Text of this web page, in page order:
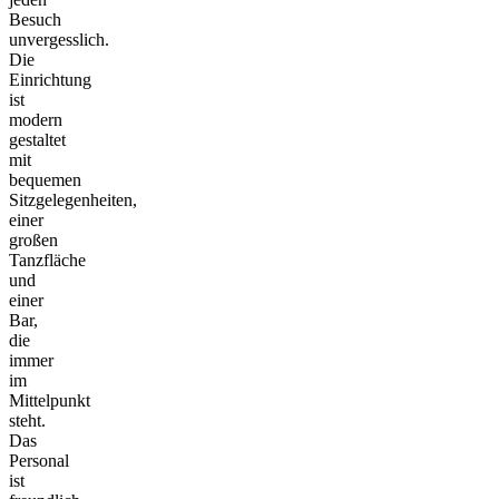
Besuch
unvergesslich.
Die
Einrichtung
ist
modern
gestaltet
mit
bequemen
Sitzgelegenheiten,
einer
großen
Tanzfläche
und
einer
Bar,
die
immer
im
Mittelpunkt
steht.
Das
Personal
ist